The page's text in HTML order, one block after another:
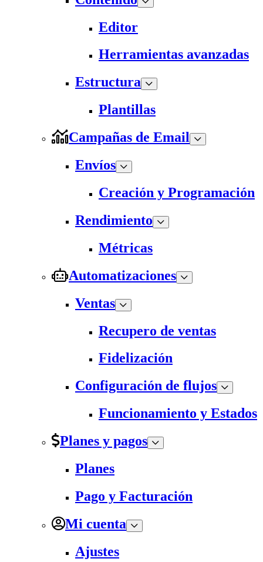
Editor
Herramientas avanzadas
Estructura
Plantillas
Campañas de Email
Envíos
Creación y Programación
Rendimiento
Métricas
Automatizaciones
Ventas
Recupero de ventas
Fidelización
Configuración de flujos
Funcionamiento y Estados
Planes y pagos
Planes
Pago y Facturación
Mi cuenta
Ajustes